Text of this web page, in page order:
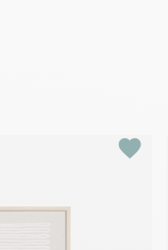
favorite